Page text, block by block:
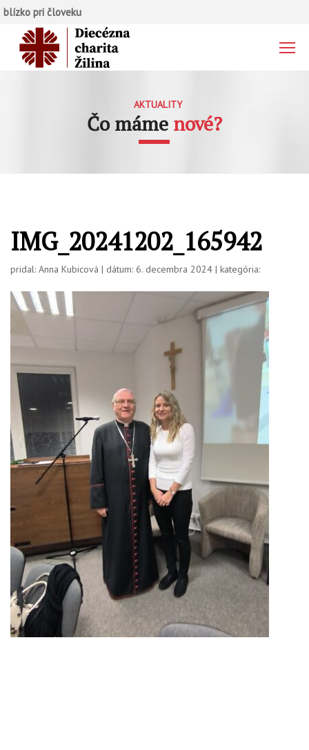
blízko pri človeku
AKTUALITY
Čo máme nové?
IMG_20241202_165942
pridal: Anna Kubicová | dátum: 6. decembra 2024 | kategória: